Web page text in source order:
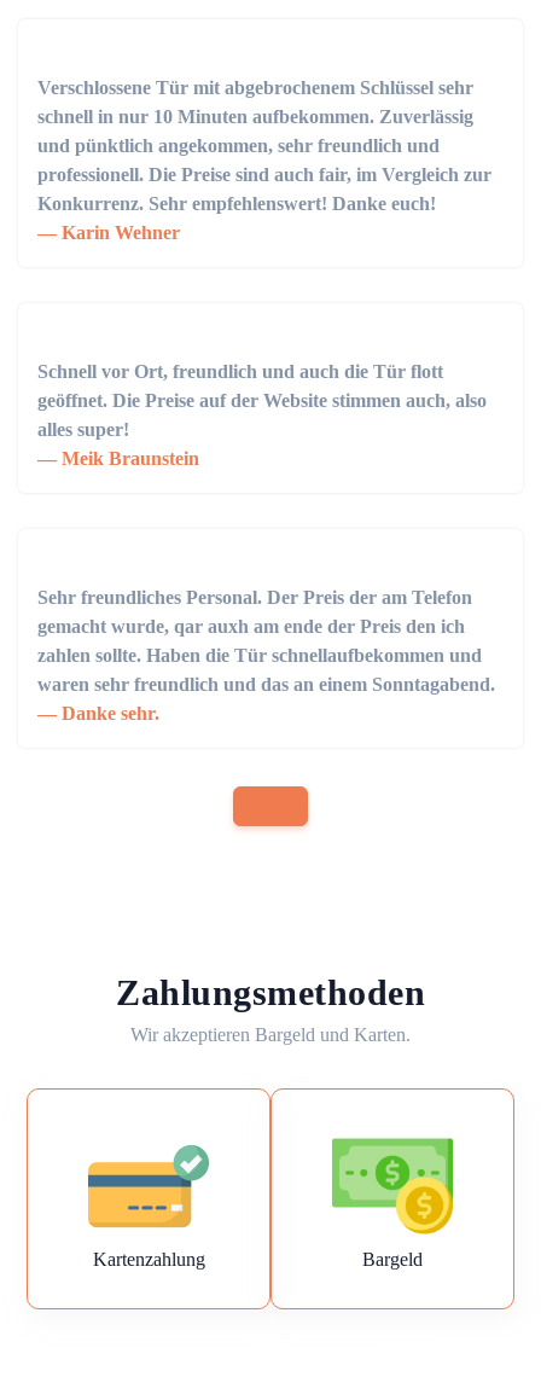
Verschlossene Tür mit abgebrochenem Schlüssel sehr
schnell in nur 10 Minuten aufbekommen. Zuverlässig
und pünktlich angekommen, sehr freundlich und
professionell. Die Preise sind auch fair, im Vergleich zur
Konkurrenz. Sehr empfehlenswert! Danke euch!
Karin Wehner
Schnell vor Ort, freundlich und auch die Tür flott
geöffnet. Die Preise auf der Website stimmen auch, also
alles super!
Meik Braunstein
Sehr freundliches Personal. Der Preis der am Telefon
gemacht wurde, qar auxh am ende der Preis den ich
zahlen sollte. Haben die Tür schnellaufbekommen und
waren sehr freundlich und das an einem Sonntagabend.
Danke sehr.
Zahlungsmethoden
Wir akzeptieren Bargeld und Karten.
Kartenzahlung Bargeld